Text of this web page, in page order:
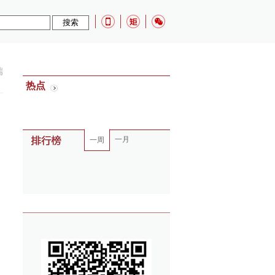
热点
一周 一月